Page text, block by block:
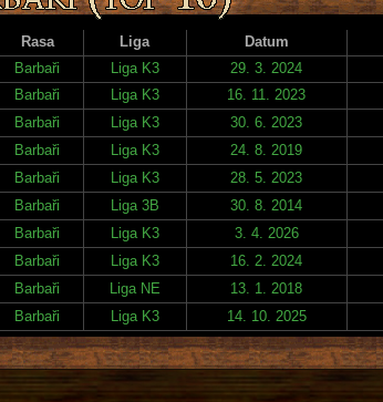
Rasa Liga Datum
Barbaři Liga K3 29. 3. 2024
Barbaři Liga K3 16. 11. 2023
Barbaři Liga K3 30. 6. 2023
Barbaři Liga K3
24. 8. 2019
Barbaři Liga K3 28. 5. 2023
Barbaři Liga 3B 30. 8. 2014
Barbaři Liga K3 3. 4. 2026
Barbaři Liga K3 16. 2. 2024
Barbaři Liga NE 13. 1. 2018
Barbaři Liga K3 14. 10. 2025